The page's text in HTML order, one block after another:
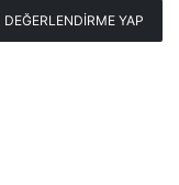
DEĞERLENDIRME YAP